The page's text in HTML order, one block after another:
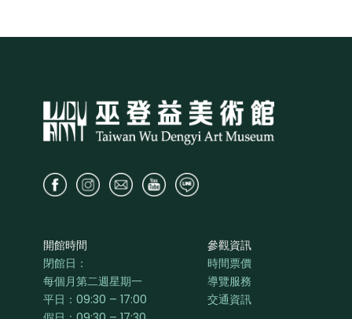
開館時間
閉館日：
每個月第二週星期一
平日： 09:30 – 17:00
參觀資訊
時間票價
導覽服務
交通資訊